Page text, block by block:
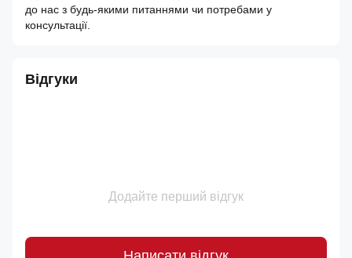
до нас з будь-якими питаннями чи потребами у
консультації.
Відгуки
Додайте перший відгук